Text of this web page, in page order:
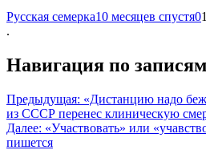
Русская семерка10 месяцев спустя0
.
Навигация по записям
Предыдущая: «Дистанцию надо
из СССР перенес клиническую
Далее: «Участвовать» или
пишется